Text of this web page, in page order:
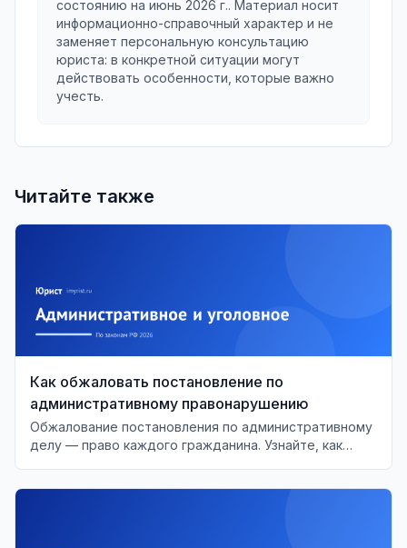
состоянию на июнь 2026 г.. Материал носит
информационно-справочный характер и не
заменяет персональную консультацию
юриста: в конкретной ситуации могут
действовать особенности, которые важно
учесть.
Читайте также
Как обжаловать постановление по
административному правонарушению
Обжалование постановления по административному
делу — право каждого гражданина. Узнайте, как